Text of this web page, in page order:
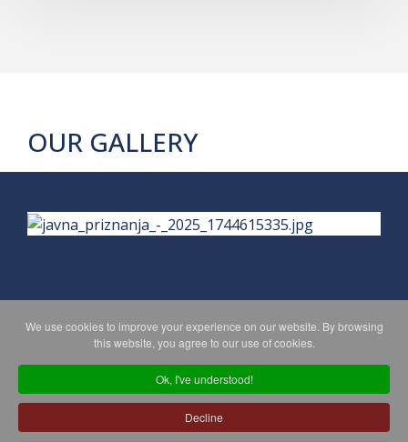
OUR GALLERY
PRIVACY POLICY MAPA WEBA
Copyright © 2026 Koprivničko - križevačka županija. All Rights
Reserved.
We use cookies to improve your experience on our website. By browsing
this website, you agree to our use of cookies.
Ok, I've understood!
Decline